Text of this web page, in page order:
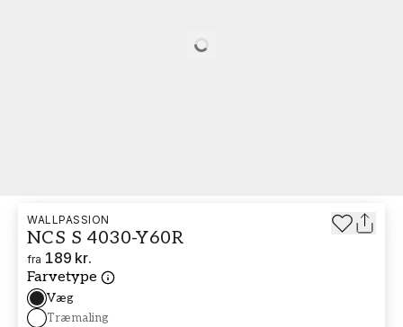
Loading…
WALLPASSION
NCS S 4030-Y60R
fra 189 kr.
Farvetype
Væg
Træmaling